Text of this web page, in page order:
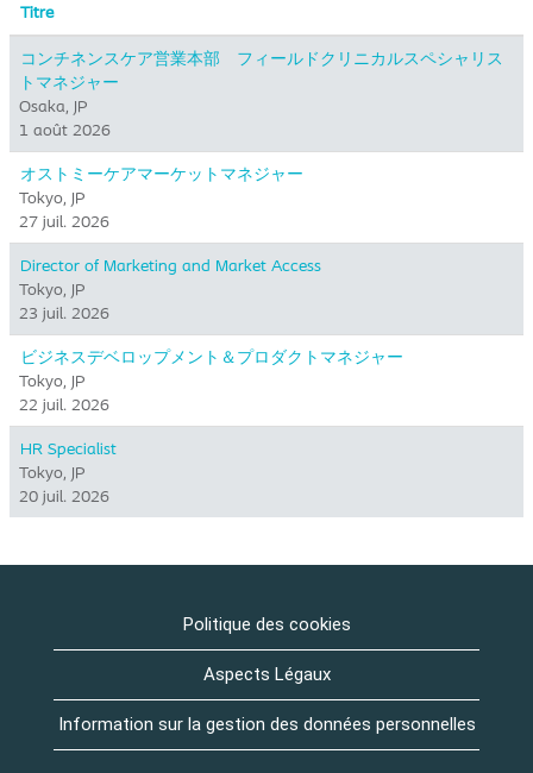
Titre
コンチネンスケア営業本部 フィールドクリニカルスペシャリス
トマネジャー
Osaka, JP
1 août 2026
オストミーケアマーケットマネジャー
Tokyo, JP
27 juil. 2026
Director of Marketing and Market Access
Tokyo, JP
23 juil. 2026
ビジネスデベロップメント＆プロダクトマネジャー
Tokyo, JP
22 juil. 2026
HR Specialist
Tokyo, JP
20 juil. 2026
Politique des cookies
Aspects Légaux
Information sur la gestion des données personnelles